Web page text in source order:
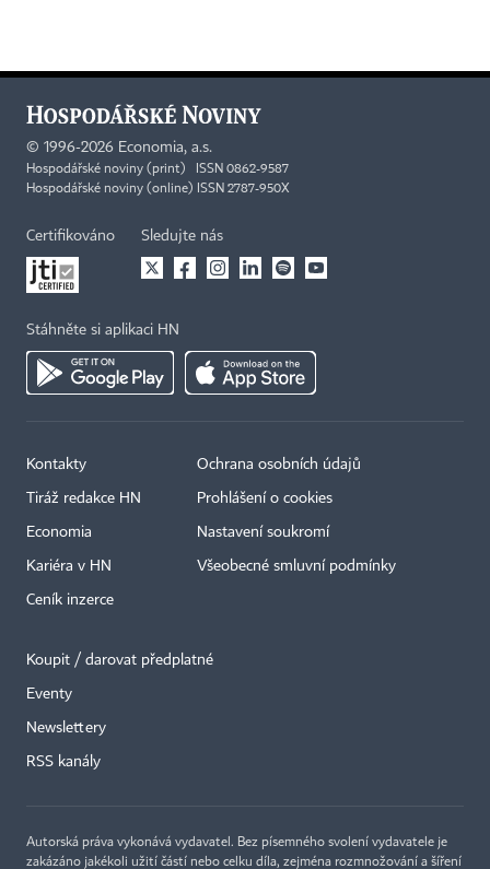
© 1996-2026 Economia, a.s.
Hospodářské noviny (print) ISSN 0862-9587
Hospodářské noviny (online) ISSN 2787-950X
Certifikováno Sledujte nás
Stáhněte si aplikaci HN
Kontakty
Tiráž redakce HN
Economia
Kariéra v HN
Ceník inzerce
Ochrana osobních údajů
Prohlášení o cookies
Nastavení soukromí
Všeobecné smluvní podmínky
Koupit / darovat předplatné
Eventy
Newslettery
RSS kanály
Autorská práva vykonává vydavatel. Bez písemného svolení vydavatele je
zakázáno jakékoli užití částí nebo celku díla, zejména rozmnožování a šíření